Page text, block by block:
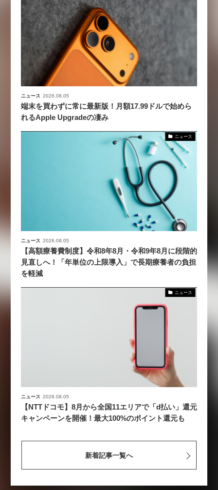
ニュース 2026.08.05
端末を買わずに常に最新版！月額17.99ドルで始めら
れるApple Upgradeの凄み
ニュース
ニュース 2026.08.05
【高額療養費制度】令和8年8月・令和9年8月に段階的
見直しへ！「年単位の上限導入」で長期療養者の負担
を軽減
ニュース
ニュース 2026.08.05
【NTTドコモ】8月から全国11エリアで「d払い」還元
キャンペーンを開催！最大100%のポイント還元も
新着記事一覧へ